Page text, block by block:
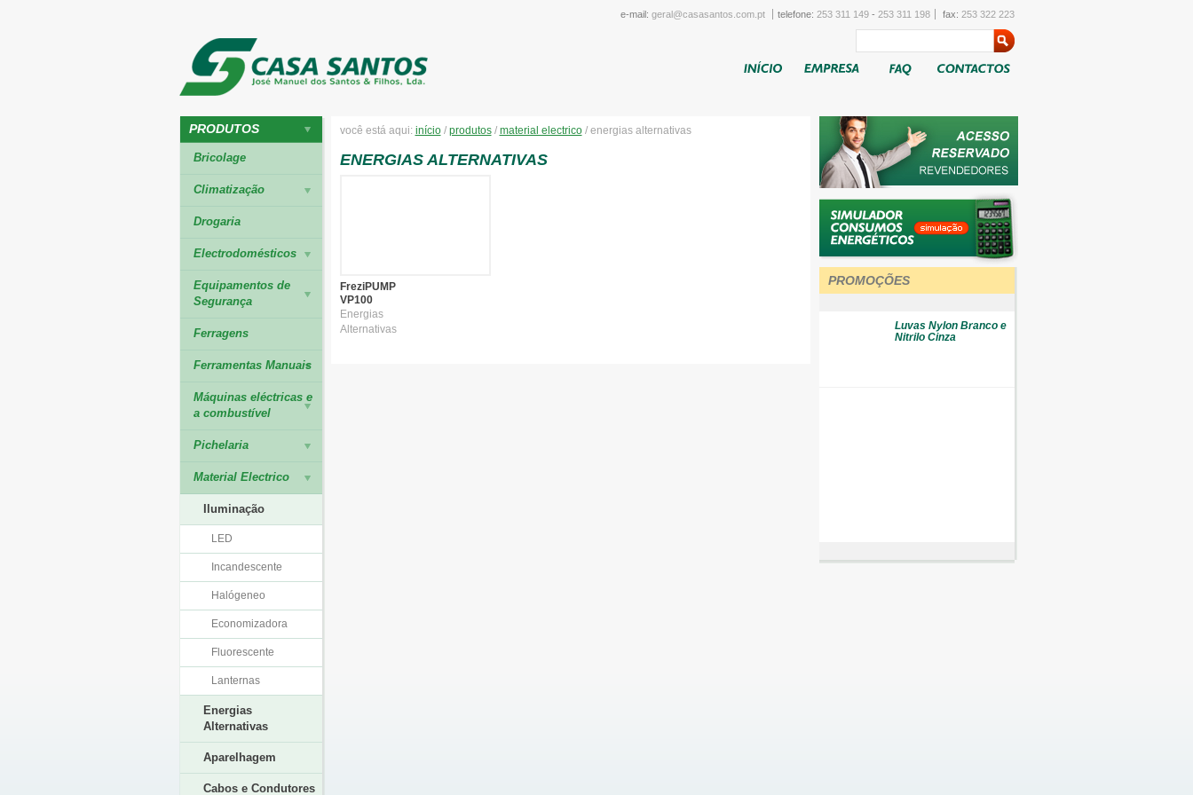
e-mail: geral@casasantos.com.pt telefone: 253 311 149 - 253 311 198 fax: 253 322 223
PRODUTOS
Bricolage
Climatização
Drogaria
Electrodomésticos
Equipamentos de
Segurança
Ferragens
Ferramentas Manuais
Máquinas eléctricas e
a combustível
Pichelaria
Material Electrico
Iluminação
LED
Incandescente
Halógeneo
Economizadora
Fluorescente
Lanternas
Energias
Alternativas
Aparelhagem
Cabos e Condutores
você está aqui: início/ produtos/ material electrico/ energias alternativas
ENERGIAS ALTERNATIVAS
FreziPUMP
VP100
Energias
Alternativas
PROMOÇÕES
Luvas Nylon Branco e
Nitrilo Cinza